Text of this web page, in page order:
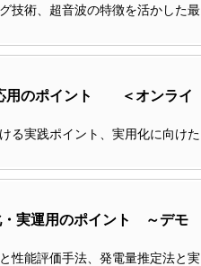
技術、超音波の特徴を活かした最
応用のポイント ＜オンライ
る実践ポイント、実用化に向けた
・実運用のポイント ～デモ
性能評価手法、発電量推定法と実